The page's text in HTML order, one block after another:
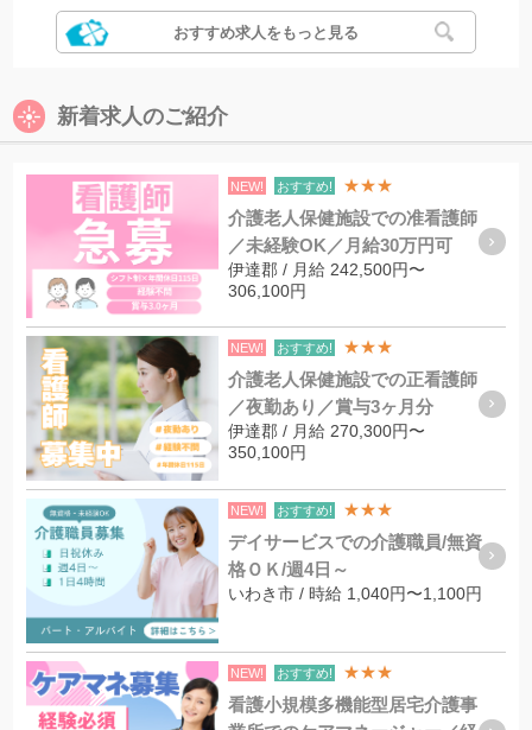
おすすめ求人をもっと見る
新着求人のご紹介
NEW! おすすめ! ★★★
介護老人保健施設での准看護師
／未経験OK／月給30万円可
伊達郡 / 月給 242,500円〜
306,100円
NEW! おすすめ! ★★★
介護老人保健施設での正看護師
／夜勤あり／賞与3ヶ月分
伊達郡 / 月給 270,300円〜
350,100円
NEW! おすすめ! ★★★
デイサービスでの介護職員/無資
格ＯＫ/週4日～
いわき市 / 時給 1,040円〜1,100円
NEW! おすすめ! ★★★
看護小規模多機能型居宅介護事